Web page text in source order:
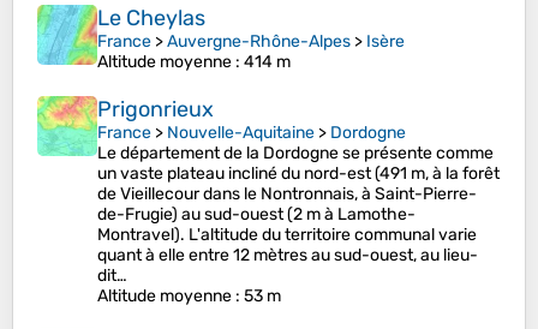
Le Cheylas
France >Auvergne-Rhône-Alpes > Isère
Altitude moyenne : 414 m
Prigonrieux
France > Nouvelle-Aquitaine > Dordogne
Le département de la Dordogne se présente comme
un vaste plateau incliné du nord-est (491 m, à la forêt
de Vieillecour dans le Nontronnais, à Saint-Pierre-
de-Frugie) au sud-ouest (2 m à Lamothe-
Montravel). L'altitude du territoire communal varie
quant à elle entre 12 mètres au sud-ouest, au lieu-
dit…
Altitude moyenne : 53 m